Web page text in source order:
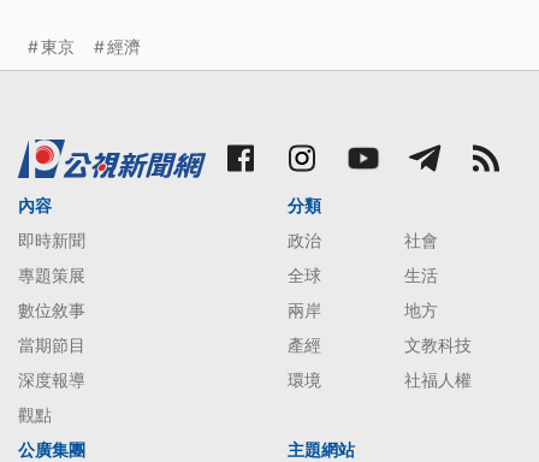
東京 經濟
內容
即時新聞
專題策展
數位敘事
當期節目
深度報導
觀點
分類
政治
社會
全球
生活
兩岸
地方
產經
文教科技
環境
社福人權
公廣集團 主題網站